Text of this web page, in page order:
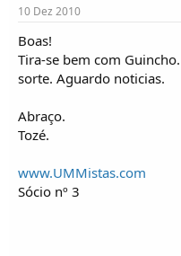
10 Dez 2010
Boas!
Tira-se bem com
sorte. Aguardo noticias.
Abraço.
Tozé.
www.UMMistas.com
Sócio nº 3